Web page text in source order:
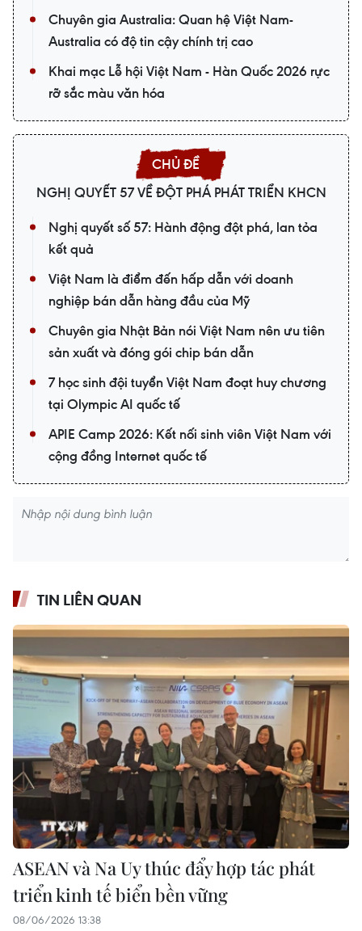
Chuyên gia Australia: Quan hệ Việt Nam-
Australia có độ tin cậy chính trị cao
Khai mạc Lễ hội Việt Nam - Hàn Quốc 2026 rực
rỡ sắc màu văn hóa
NGHỊ QUYẾT 57 VỀ ĐỘT PHÁ PHÁT TRIỂN KHCN
Nghị quyết số 57: Hành động đột phá, lan tỏa
kết quả
Việt Nam là điểm đến hấp dẫn với doanh
nghiệp bán dẫn hàng đầu của Mỹ
Chuyên gia Nhật Bản nói Việt Nam nên ưu tiên
sản xuất và đóng gói chip bán dẫn
7 học sinh đội tuyển Việt Nam đoạt huy chương
tại Olympic AI quốc tế
APIE Camp 2026: Kết nối sinh viên Việt Nam với
cộng đồng Internet quốc tế
TIN LIÊN QUAN
ASEAN và Na Uy thúc đẩy hợp tác phát
triển kinh tế biển bền vững
08/06/2026 13:38